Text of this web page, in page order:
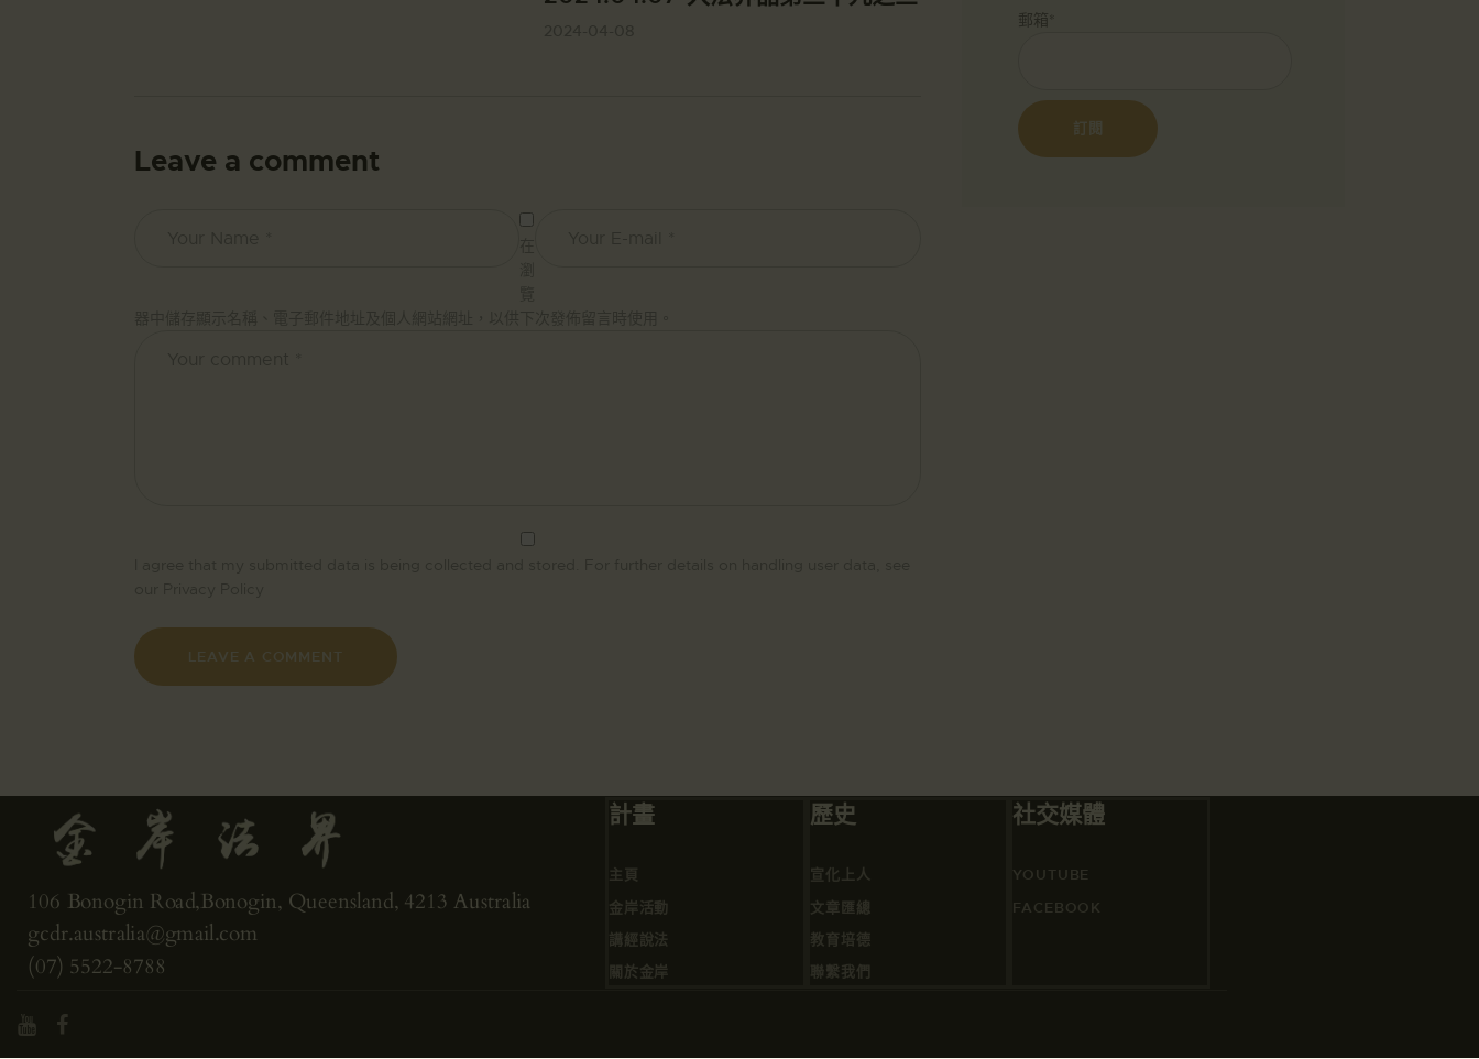
Leave a comment
郵箱*
106 Bonogin Road,Bonogin, Queensland, 4213 Australia
gcdr.australia@gmail.com
(07) 5522-8788
計畫
主頁
金岸活動
講經說法
關於金岸
歷史
宣化上人
文章匯總
教育培德
聯繫我們
社交媒體
YOUTUBE
FACEBOOK